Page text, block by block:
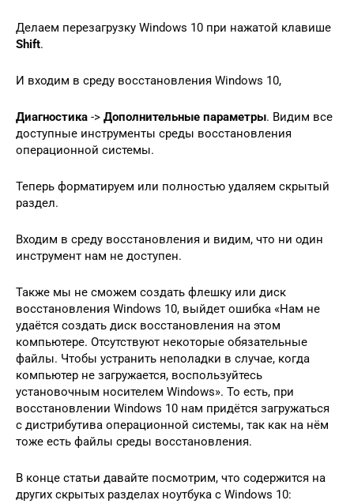
Делаем перезагрузку Windows 10 при нажатой клавише
Shift.
И входим в среду восстановления Windows 10,
Диагностика -> Дополнительные параметры. Видим все
доступные инструменты среды восстановления
операционной системы.
Теперь форматируем или полностью удаляем скрытый
раздел.
Входим в среду восстановления и видим, что ни один
инструмент нам не доступен.
Также мы не сможем создать флешку или диск
восстановления Windows 10, выйдет ошибка «Нам не
удаётся создать диск восстановления на этом
компьютере. Отсутствуют некоторые обязательные
файлы. Чтобы устранить неполадки в случае, когда
компьютер не загружается, воспользуйтесь
установочным носителем Windows». То есть, при
восстановлении Windows 10 нам придётся загружаться
с дистрибутива операционной системы, так как на нём
тоже есть файлы среды восстановления.
В конце статьи давайте посмотрим, что содержится на
других скрытых разделах ноутбука с Windows 10: